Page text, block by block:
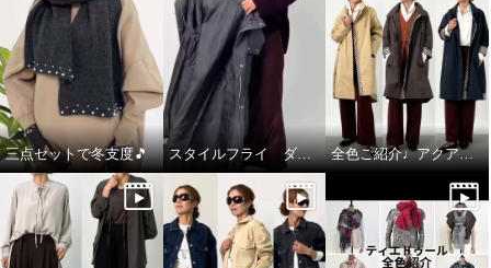
三点セットで冬支度🎵 スタイルフライ ダウンコート 全色ご紹介♩アクアスキュータム